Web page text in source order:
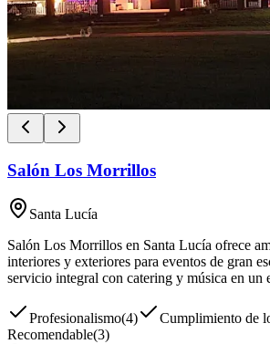
Salón Los Morrillos
Santa Lucía
Salón Los Morrillos en Santa Lucía ofrece
interiores y exteriores para eventos de gran
servicio integral con catering y música en un
Profesionalismo(4) Cumplimiento de
Recomendable(3)